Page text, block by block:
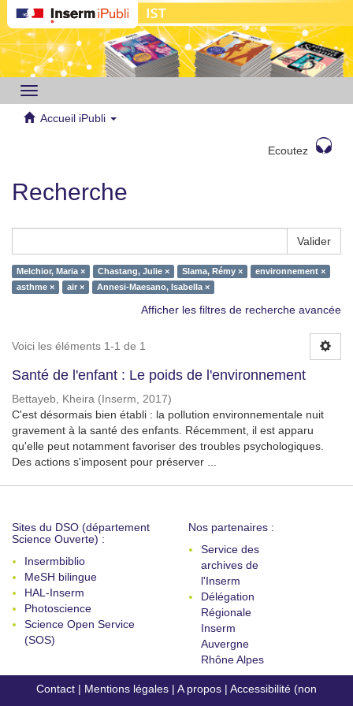
Toggle
navigation
Accueil iPubli
Ecoutez
Recherche
Valider
Melchior, Maria × Chastang, Julie × Slama, Rémy ×
environnement ×
asthme ×
air × Annesi-Maesano, Isabella ×
Afficher les filtres de recherche avancée
Voici les éléments 1-1 de 1
Santé de l'enfant : Le poids de l'environnement
Bettayeb, Kheira ( Inserm, 2017)
C'est désormais bien établi : la pollution environnementale nuit
gravement à la santé des enfants. Récemment, il est apparu
qu'elle peut notamment favoriser des troubles psychologiques.
Des actions s'imposent pour préserver ...
Sites du DSO (département
Science Ouverte) :
Insermbiblio
MeSH bilingue
HAL-Inserm
Photoscience
Science Open Service
(SOS)
Nos partenaires :
Service des
archives de
l'Inserm
Délégation
Régionale
Inserm
Auvergne
Rhône Alpes
Contact | Mentions légales | A propos | Accessibilité (non